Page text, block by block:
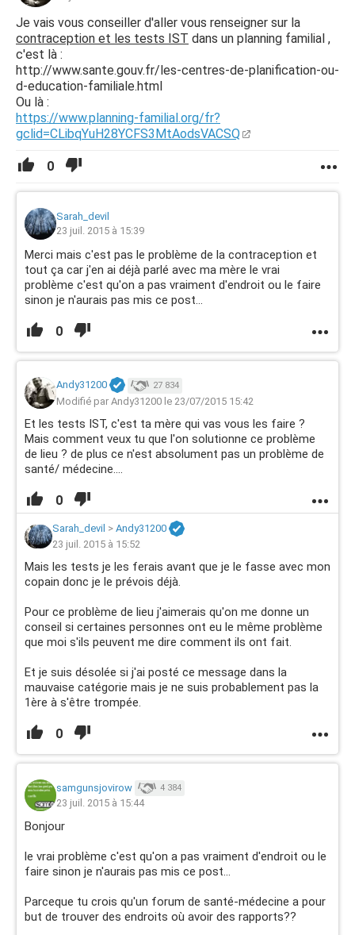
Je vais vous conseiller d'aller vous renseigner sur la
contraception et les tests IST dans un planning familial ,
c'est là :
http://www.sante.gouv.fr/les-centres-de-planification-ou-
d-education-familiale.html
Ou là :
https://www.planning-familial.org/fr?
gclid=CLibqYuH28YCFS3MtAodsVACSQ
0
Sarah_devil
23 juil. 2015 à 15:39
Merci mais c'est pas le problème de la contraception et
tout ça car j'en ai déjà parlé avec ma mère le vrai
problème c'est qu'on a pas vraiment d'endroit ou le faire
sinon je n'aurais pas mis ce post...
0
Andy31200 27 834
Modifié par Andy31200 le 23/07/2015 15:42
Et les tests IST, c'est ta mère qui vas vous les faire ?
Mais comment veux tu que l'on solutionne ce problème
de lieu ? de plus ce n'est absolument pas un problème de
santé/ médecine....
0
Sarah_devil > Andy31200
23 juil. 2015 à 15:52
Mais les tests je les ferais avant que je le fasse avec mon
copain donc je le prévois déjà.
Pour ce problème de lieu j'aimerais qu'on me donne un
conseil si certaines personnes ont eu le même problème
que moi s'ils peuvent me dire comment ils ont fait.
Et je suis désolée si j'ai posté ce message dans la
mauvaise catégorie mais je ne suis probablement pas la
1ère à s'être trompée.
0
samgunsjovirow 4 384
23 juil. 2015 à 15:44
Bonjour
le vrai problème c'est qu'on a pas vraiment d'endroit ou le
faire sinon je n'aurais pas mis ce post...
Parceque tu crois qu'un forum de santé-médecine a pour
but de trouver des endroits où avoir des rapports??